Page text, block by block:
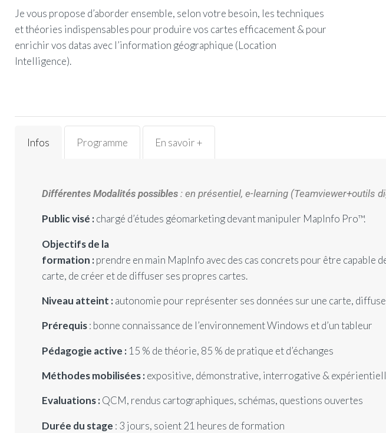
Je vous propose d’aborder ensemble, selon votre besoin, les techniques
et théories indispensables pour produire vos cartes efficacement & pour
enrichir vos datas avec l’information géographique (Location
Intelligence).
Infos Programme En savoir +
Différentes Modalités possibles : en présentiel, e-learning (Teamviewer+outils
Public visé :chargé d’études géomarketing devant manipuler MapInfo Pro™.
Objectifs de la
formation :prendre en main MapInfo avec des cas concrets pour être capable
carte, de créer et de diffuser ses propres cartes.
Niveau atteint :autonomie pour représenter ses données sur une carte,
Prérequis: bonne connaissance de l’environnement Windows et d’un tableur
Pédagogie active : 15 % de théorie, 85 % de pratique et d’échanges
Méthodes mobilisées :expositive, démonstrative, interrogative &
Evaluations :QCM, rendus cartographiques, schémas, questions ouvertes
Durée du stage : 3 jours, soient 21 heures de formation